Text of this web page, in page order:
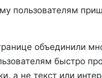
пользователям
объединили
быстро
а не текст или